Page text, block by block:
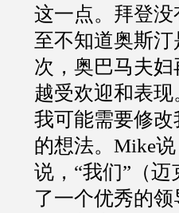
这一点。拜登没
至不知道奥斯
次，奥巴马夫
越受欢迎和表现
我可能需要修改
的想法。Mike
说，“我们”（
了一个优秀的